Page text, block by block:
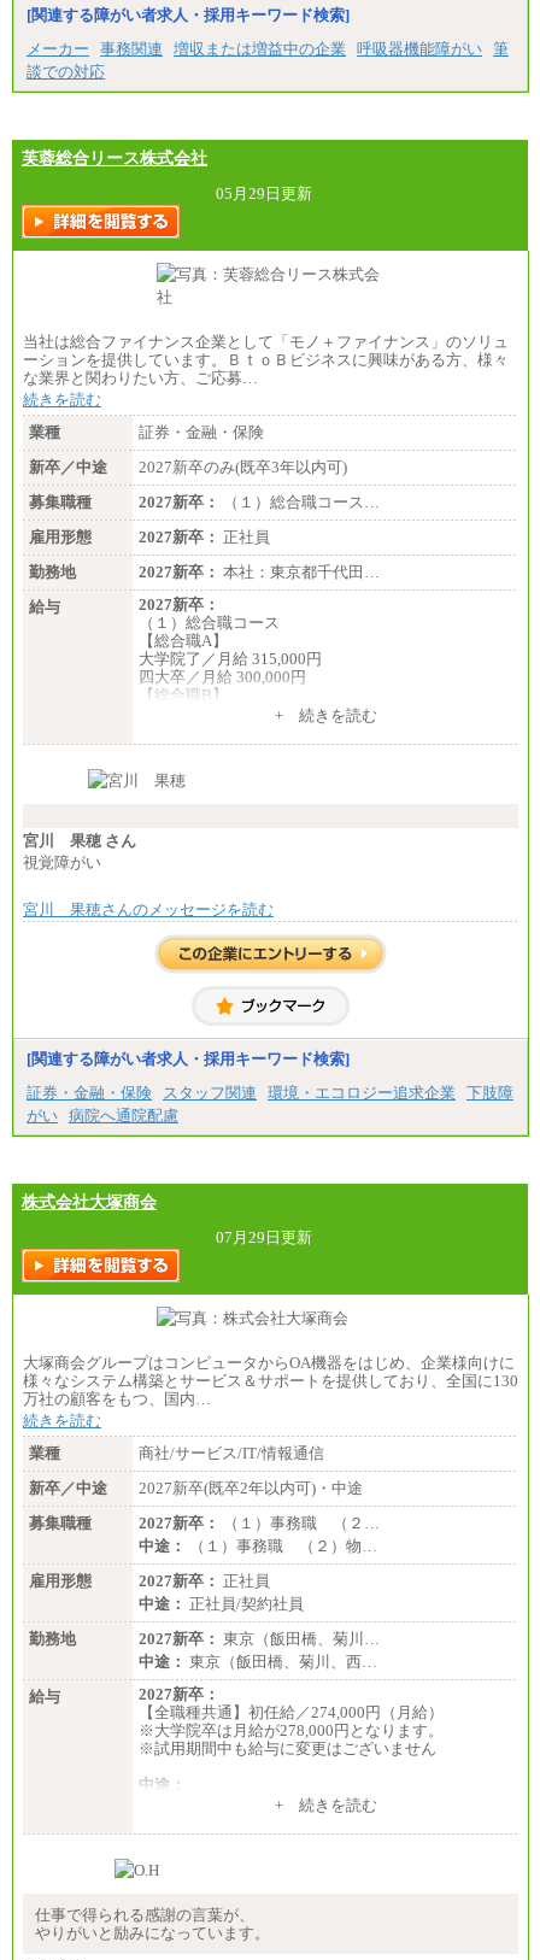
※試用期間中も給与に変更はございません。
中途：
（１）（２）
想定年収：490万円～1,100万円
・1,090万円/38歳・月給59万円 *残業代・家族手当
対象外
（３）
月給：190,000円～
想定年収：340万円～610万円
年収例：
・460万円/28歳・月給26万円
・520万円/32歳・月給29万円
（４）
月給：201,000円～
想定年収：360万円～680万円
年収例：
年収例は賞与含む、残業代・家族手当含まず
※キャリアや能力等を考慮の上、当社規定により確
定します
※残業手当：別途支給
※固定給に固定残業代含まず
※試用期間中も給与に変更なし
[関連する障がい者求人・採用キーワード検索]
メーカー
事務関連 増収または増益中の企業 呼吸器機能障がい 筆
談での対応
芙蓉総合リース株式会社
05月29日更新
当社は総合ファイナンス企業として「モノ＋ファイナンス」のソリュ
ーションを提供しています。ＢｔｏＢビジネスに興味がある方、様々
な業界と関わりたい方、ご応募…
続きを読む
業種
証券・金融・保険
新卒／中途
2027新卒のみ(既卒3年以内可)
募集職種
2027新卒：
（１）総合職コース…
雇用形態
2027新卒： 正社員
勤務地
2027新卒： 本社：東京都千代田…
給与
2027新卒：
（１）総合職コース
【総合職A】
大学院了／月給 315,000円
四大卒／月給 300,000円
【総合職B】
大学院了／月給 282,000円
月給198,300円
+ 続きを読む
宮川 果穂 さん
視覚障がい
宮川 果穂さんのメッセージを読む
[関連する障がい者求人・採用キーワード検索]
証券・金融・保険
スタッフ関連 環境・エコロジー追求企業
下肢障
がい 病院へ通院配慮
株式会社大塚商会
07月29日更新
大塚商会グループはコンピュータからOA機器をはじめ、企業様向けに
様々なシステム構築とサービス＆サポートを提供しており、全国に130
万社の顧客をもつ、国内…
続きを読む
業種
商社/サービス/IT/情報通信
新卒／中途
2027新卒(既卒2年以内可)・中途
募集職種
2027新卒：
（１）事務職 （２…
中途：
（１）事務職 （２）物…
雇用形態
2027新卒： 正社員
中途： 正社員/契約社員
勤務地
2027新卒： 東京（飯田橋、菊川…
中途： 東京（飯田橋、菊川、西…
給与
2027新卒：
【全職種共通】初任給／274,000円（月給）
※大学院卒は月給が278,000円となります。
※試用期間中も給与に変更はございません
中途：
（１）～（４）274,000円（月給）～
※経験・年齢などを考慮のうえ、当社規程により優
※業務内容・勤務形態に応じて、上記給与の範囲内
※試用期間中も給与に変更はございません
+ 続きを読む
仕事で得られる感謝の言葉が、
やりがいと励みになっています。